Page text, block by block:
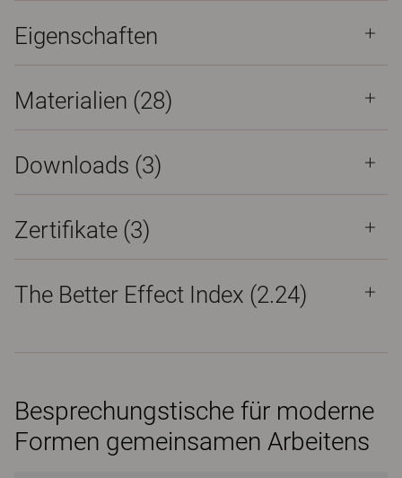
Eigenschaften
Materialien (28)
Downloads (3)
Zertifikate (3)
The Better Effect Index (2.24)
Besprechungstische für moderne
Formen gemeinsamen Arbeitens